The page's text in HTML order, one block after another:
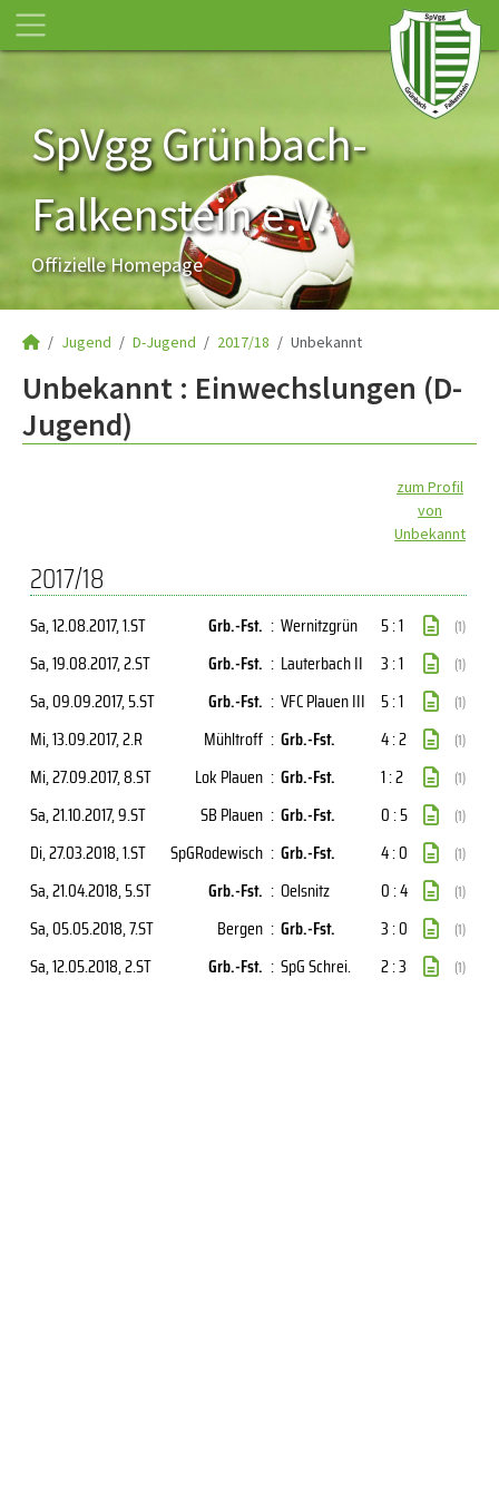
SpVgg Grünbach-
Falkenstein e.V.
Offizielle Homepage
Jugend D-Jugend 2017/18 Unbekannt
Unbekannt : Einwechslungen (D-
Jugend)
zum Profil
von
Unbekannt
2017/18
Sa, 12.08.2017, 1.ST Grb.-Fst. : Wernitzgrün 5 : 1 (1)
Sa, 19.08.2017, 2.ST Grb.-Fst. : Lauterbach II 3 : 1 (1)
Sa, 09.09.2017, 5.ST Grb.-Fst. : VFC Plauen III 5 : 1 (1)
Mi, 13.09.2017, 2.R Mühltroff : Grb.-Fst. 4 : 2 (1)
Mi, 27.09.2017, 8.ST Lok Plauen : Grb.-Fst. 1 : 2 (1)
Sa, 21.10.2017, 9.ST SB Plauen : Grb.-Fst. 0 : 5 (1)
Di, 27.03.2018, 1.ST SpGRodewisch : Grb.-Fst. 4 : 0 (1)
Sa, 21.04.2018, 5.ST Grb.-Fst. : Oelsnitz 0 : 4 (1)
Sa, 05.05.2018, 7.ST Bergen : Grb.-Fst. 3 : 0 (1)
Sa, 12.05.2018, 2.ST Grb.-Fst. : SpG Schrei. 2 : 3 (1)